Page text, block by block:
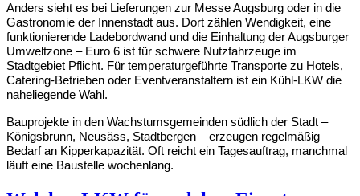
Anders sieht es bei Lieferungen zur Messe Augsburg oder in die
Gastronomie der Innenstadt aus. Dort zählen Wendigkeit, eine
funktionierende Ladebordwand und die Einhaltung der Augsburger
Umweltzone – Euro 6 ist für schwere Nutzfahrzeuge im
Stadtgebiet Pflicht. Für temperaturgeführte Transporte zu Hotels,
Catering-Betrieben oder Eventveranstaltern ist ein Kühl-LKW die
naheliegende Wahl.
Bauprojekte in den Wachstumsgemeinden südlich der Stadt –
Königsbrunn, Neusäss, Stadtbergen – erzeugen regelmäßig
Bedarf an Kipperkapazität. Oft reicht ein Tagesauftrag, manchmal
läuft eine Baustelle wochenlang.